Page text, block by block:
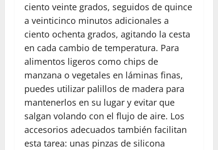
ciento veinte grados, seguidos de quince
a veinticinco minutos adicionales a
ciento ochenta grados, agitando la cesta
en cada cambio de temperatura. Para
alimentos ligeros como chips de
manzana o vegetales en láminas finas,
puedes utilizar palillos de madera para
mantenerlos en su lugar y evitar que
salgan volando con el flujo de aire. Los
accesorios adecuados también facilitan
esta tarea: unas pinzas de silicona